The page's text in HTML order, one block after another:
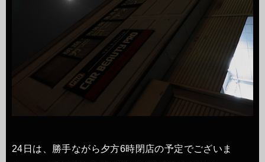
24日は、勝手ながら夕方6時閉店の予定でございま